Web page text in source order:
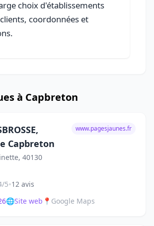
choix d'établissements
coordonnées et
à Capbreton
Capbreton
40130
www.pagesjaunes.fr
5•12 avis
🌐Site web 📍 Google Maps